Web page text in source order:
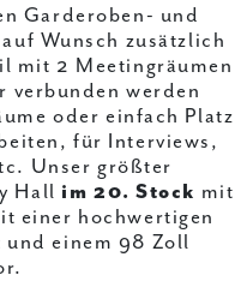
Garderoben- und
Wunsch zusätzlich
mit 2 Meetingräumen
verbunden werden
oder einfach Platz
für Interviews,
Unser größter
Hall im 20. Stock mit
einer hochwertigen
und einem 98 Zoll